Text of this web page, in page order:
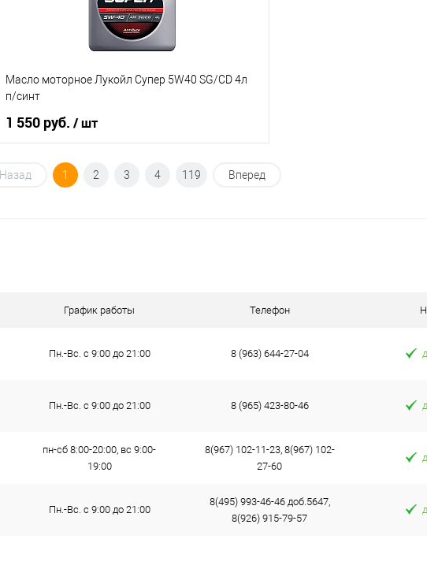
Масло моторное Лукойл Супер 5W40 SG/CD 4л
п/синт
1 550 руб. / шт
В корзину
Назад 1 2 3 4 119 Вперед
График работы Телефон
Пн.-Вс. с 9:00 до 21:00 8 (963) 644-27-04
Пн.-Вс. с 9:00 до 21:00 8 (965) 423-80-46
пн-сб 8:00-20:00, вс 9:00-
19:00
8(967) 102-11-23, 8(967) 102-
27-60
Пн.-Вс. с 9:00 до 21:00
8(495) 993-46-46 доб.5647,
8(926) 915-79-57